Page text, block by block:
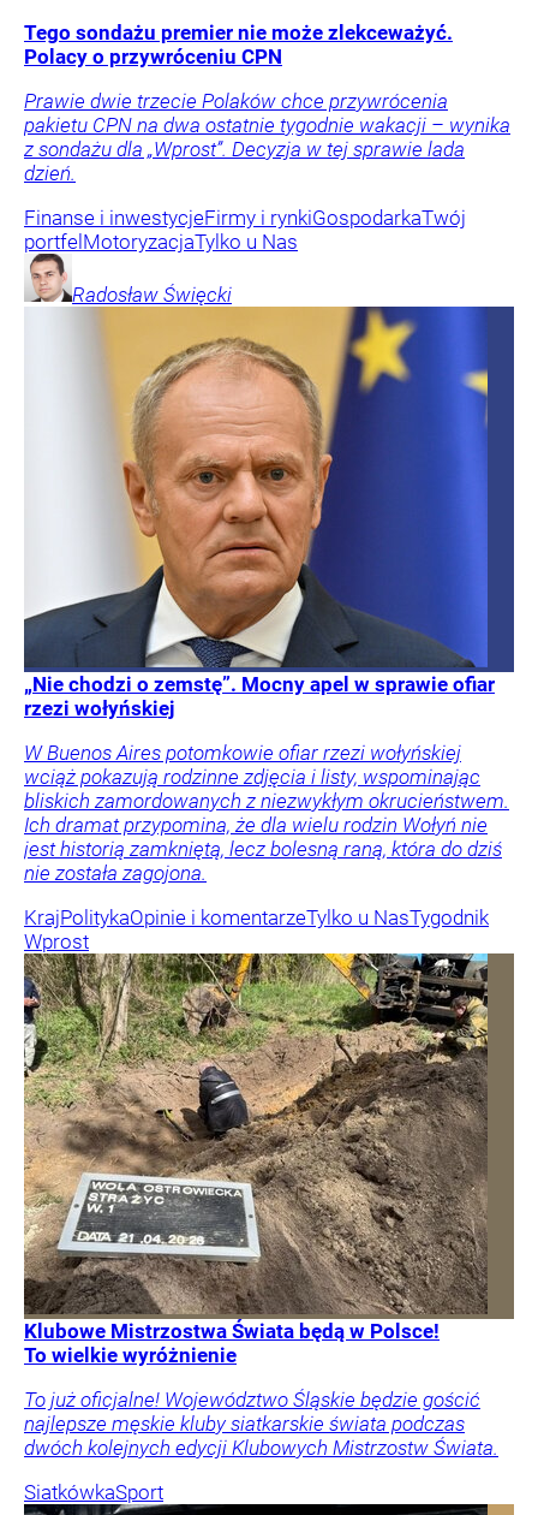
Tego sondażu premier nie może zlekceważyć.
Polacy o przywróceniu CPN
Prawie dwie trzecie Polaków chce przywrócenia
pakietu CPN na dwa ostatnie tygodnie wakacji – wynika
z sondażu dla „Wprost”. Decyzja w tej sprawie lada
dzień.
Finanse i inwestycjeFirmy i rynkiGospodarkaTwój
portfel MotoryzacjaTylko u Nas
Radosław Święcki
„Nie chodzi o zemstę”. Mocny apel w sprawie ofiar
rzezi wołyńskiej
W Buenos Aires potomkowie ofiar rzezi wołyńskiej
wciąż pokazują rodzinne zdjęcia i listy, wspominając
bliskich zamordowanych z niezwykłym okrucieństwem.
Ich dramat przypomina, że dla wielu rodzin Wołyń nie
jest historią zamkniętą, lecz bolesną raną, która do dziś
nie została zagojona.
KrajPolitykaOpinie i komentarzeTylko u NasTygodnik
Wprost
Klubowe Mistrzostwa Świata będą w Polsce!
To wielkie wyróżnienie
To już oficjalne! Województwo Śląskie będzie gościć
najlepsze męskie kluby siatkarskie świata podczas
dwóch kolejnych edycji Klubowych Mistrzostw Świata.
SiatkówkaSport